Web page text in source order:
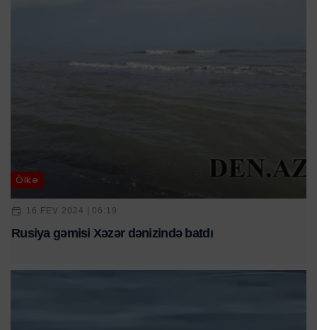
Ölkə
16 FEV 2024 | 06:19
Rusiya gəmisi Xəzər dənizində batdı